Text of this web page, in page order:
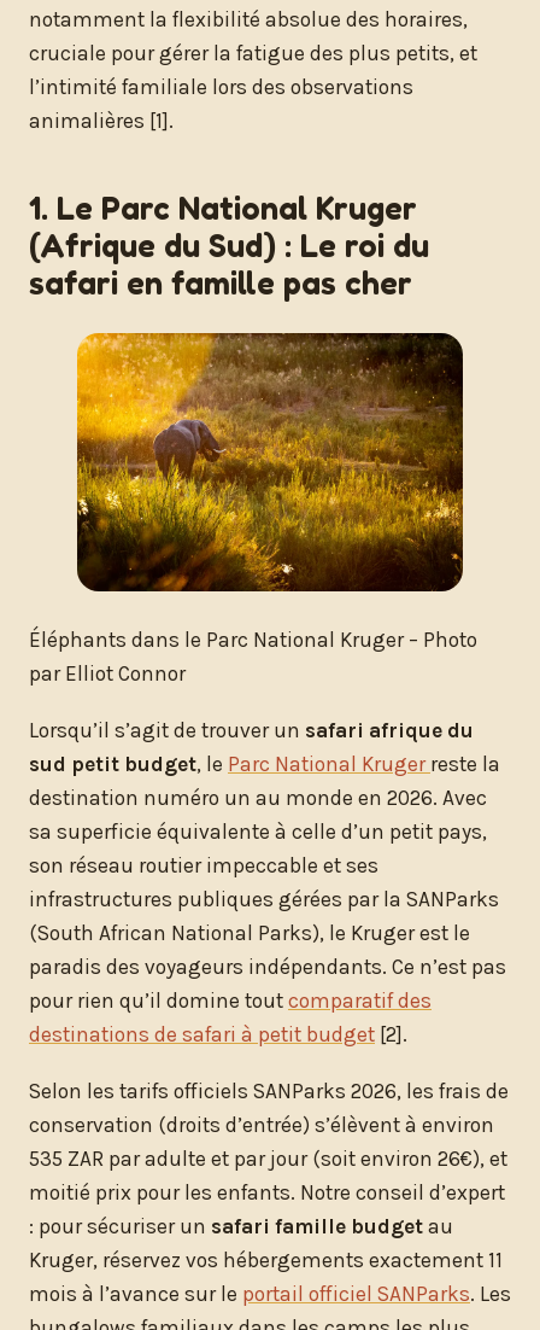
notamment la flexibilité absolue des horaires,
cruciale pour gérer la fatigue des plus petits, et
l’intimité familiale lors des observations
animalières [1].
1. Le Parc National Kruger
(Afrique du Sud) : Le roi du
safari en famille pas cher
Éléphants dans le Parc National Kruger – Photo
par Elliot Connor
Lorsqu’il s’agit de trouver un safari afrique du
sud petit budget, le Parc National Kruger reste la
destination numéro un au monde en 2026. Avec
sa superficie équivalente à celle d’un petit pays,
son réseau routier impeccable et ses
infrastructures publiques gérées par la SANParks
(South African National Parks), le Kruger est le
paradis des voyageurs indépendants. Ce n’est pas
pour rien qu’il domine tout comparatif des
destinations de safari à petit budget [2].
Selon les tarifs officiels SANParks 2026, les frais de
conservation (droits d’entrée) s’élèvent à environ
535 ZAR par adulte et par jour (soit environ 26€), et
moitié prix pour les enfants. Notre conseil d’expert
: pour sécuriser un safari famille budget au
Kruger, réservez vos hébergements exactement 11
mois à l’avance sur le portail officiel SANParks. Les